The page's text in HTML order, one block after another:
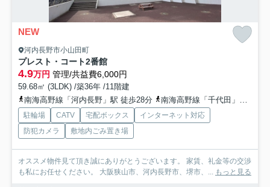
NEW
河内長野市小山田町
プレスト・コート2番館
4.9万円 管理/共益費6,000円
59.68㎡ (3LDK) /築36年 /11階建
南海高野線「河内長野」駅 徒歩28分
南海高野線「千代田」駅 徒歩25分
駐輪場 CATV 宅配ボックス
インターネット対応
防犯カメラ
敷地内ごみ置き場
オススメ物件見て頂き誠にありがとうございます。 家賃、礼金等の交渉
も私にお任せください。 大阪狭山市、河内長野市、堺市、... もっと見る